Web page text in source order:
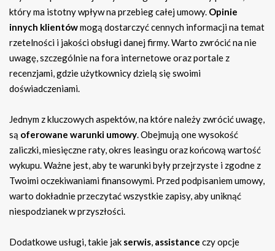
który ma istotny wpływ na przebieg całej umowy. Opinie
innych klientówmogą dostarczyć cennych informacji na temat
rzetelności i jakości obsługi danej firmy. Warto zwrócić na nie
uwagę, szczególnie na fora internetowe oraz portale z
recenzjami, gdzie użytkownicy dzielą się swoimi
doświadczeniami.
Jednym z kluczowych aspektów, na które należy zwrócić uwagę,
są oferowane warunki umowy. Obejmują one wysokość
zaliczki, miesięczne raty, okres leasingu oraz końcową wartość
wykupu. Ważne jest, aby te warunki były przejrzyste i zgodne z
Twoimi oczekiwaniami finansowymi. Przed podpisaniem umowy,
warto dokładnie przeczytać wszystkie zapisy, aby uniknąć
niespodzianek w przyszłości.
Dodatkowe usługi, takie jak serwis, assistance czy opcje